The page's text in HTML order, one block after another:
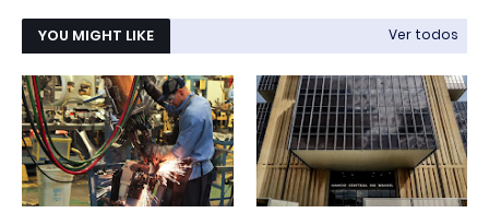
YOU MIGHT LIKE Ver todos